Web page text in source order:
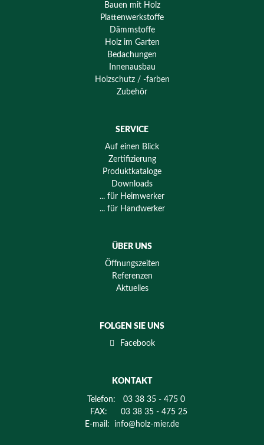
Bauen mit Holz
Plattenwerkstoffe
Dämmstoffe
Holz im Garten
Bedachungen
Innenausbau
Holzschutz / -farben
Zubehör
SERVICE
Auf einen Blick
Zertifizierung
Produktkataloge
Downloads
... für Heimwerker
... für Handwerker
ÜBER UNS
Öffnungszeiten
Referenzen
Aktuelles
FOLGEN SIE UNS
Facebook
KONTAKT
Telefon:
03 38 35 - 475 0
FAX:
03 38 35 - 475 25
E-mail: info@holz-mier.de